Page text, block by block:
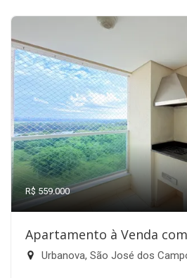
R$ 559.000
Apartamento à Venda
Urbanova, São José dos